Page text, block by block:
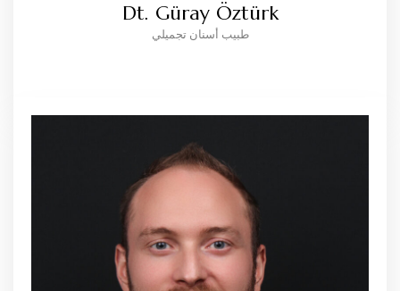
Dt. Güray Öztürk
طبيب أسنان تجميلي